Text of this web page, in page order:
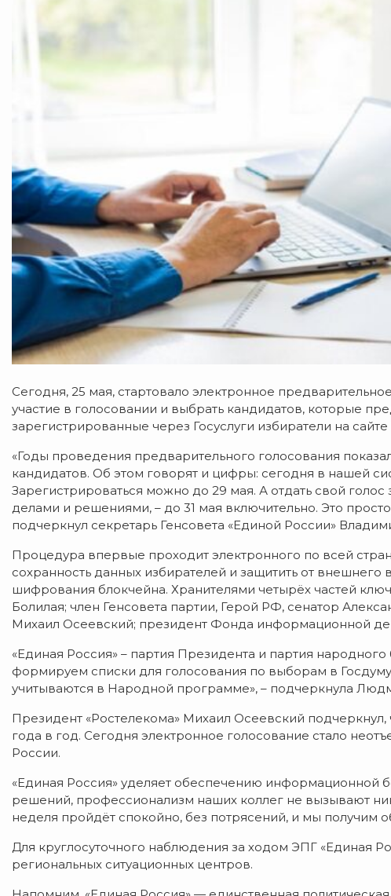
Сегодня, 25 мая, стартовало электронное
участие в голосовании и выбрать кандидатов, которые
зарегистрированные через Госуслуги избиратели на сайте
«Годы проведения предварительного голосования
кандидатов. Об этом говорят и цифры: сегодня в нашей
Зарегистрироваться можно до 29 мая. А отдать свой
делами и решениями, – до 31 мая включительно. Это
подчеркнул секретарь Генсовета «Единой России»
Процедура впервые проходит электронного по всей
сохранность данных избирателей и защитить от
шифрования блокчейна. Хранителями четырёх частей
Болилая; член Генсовета партии, Герой РФ, сенатор
Михаил Осеевский; президент Фонда информационной
«Единая Россия» – партия Президента и партия
формируем списки для голосования по выборам в
учитываются в Народной программе», – подчеркнула
Президент «Ростелекома» Михаил Осеевский
года в год. Сегодня электронное голосование стало
России.
«Единая Россия» уделяет обеспечению информационной
решений, профессионализм наших коллег не вызывают
неделя пройдёт спокойно, без потрясений, и мы получим
Для круглосуточного наблюдения за ходом ЭПГ «Единая
региональных ситуационных центров.